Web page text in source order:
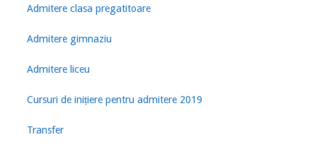
Admitere clasa pregatitoare
Admitere gimnaziu
Admitere liceu
Cursuri de inițiere pentru admitere 2019
Transfer